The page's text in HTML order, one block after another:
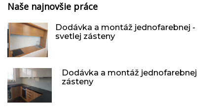
Naše najnovšie práce
Dodávka a montáž jednofarebnej -
svetlej zásteny
Dodávka a montáž jednofarebnej
zásteny